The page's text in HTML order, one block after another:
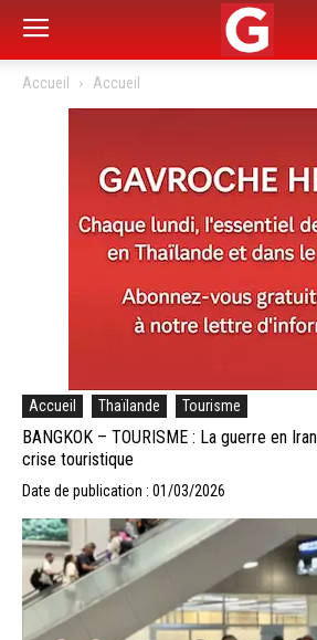
Accueil Accueil
Accueil Thaïlande Tourisme
BANGKOK – TOURISME : La guerre en
crise touristique
Date de publication : 01/03/2026